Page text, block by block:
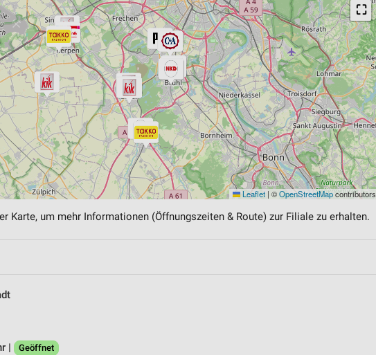
⛶
Leaflet | ©OpenStreetMapcontributors
Karte, um mehr Informationen (Öffnungszeiten & Route) zur Filiale zu erhalten.
|
Geöffnet